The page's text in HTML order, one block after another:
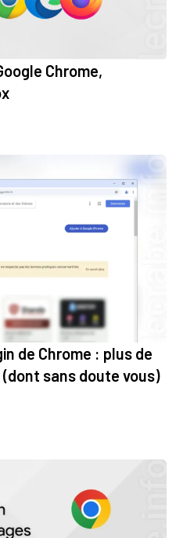
Chrome,
de Chrome : plus de
sans doute vous)